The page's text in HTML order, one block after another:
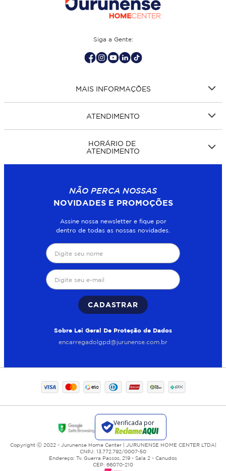
Siga a Gente:
MAIS INFORMAÇÕES
ATENDIMENTO
HORÁRIO DE
ATENDIMENTO
NÃO PERCA NOSSAS
NOVIDADES E PROMOÇÕES
Assine nossa newsletter e fique por
dentro de todas as nossas novidades.
CADASTRAR
Sobre Lei Geral De Proteção de Dados
encarregadolgpd@jurunense.com.br
Copyright Ⓒ 2022 - Jurunense Home Center | JURUNENSE HOME CENTER LTDA|
CNPJ: 13.772.792/0007-50
Endereço: Tv. Guerra Passos, 219 - Sala 2 - Canudos
CEP: 66070-210